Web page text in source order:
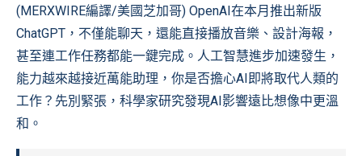
(MERXWIRE編譯/美國芝加哥) OpenAI在本月推出新版
ChatGPT，不僅能聊天，還能直接播放音樂、設計海報，
甚至連工作任務都能一鍵完成。人工智慧進步加速發生，
能力越來越接近萬能助理，你是否擔心AI即將取代人類的
工作？先別緊張，科學家研究發現AI影響遠比想像中更溫
和。